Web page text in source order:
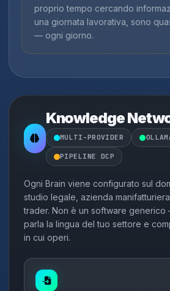
proprio tempo cercando
una giornata lavorativa, sono
— ogni giorno.
Knowledge
MULTI-PROVIDER
PIPELINE DCP
Ogni Brain viene configurato sul
studio legale, azienda
trader. Non è un software generico
parla la lingua del tuo settore e
in cui operi.